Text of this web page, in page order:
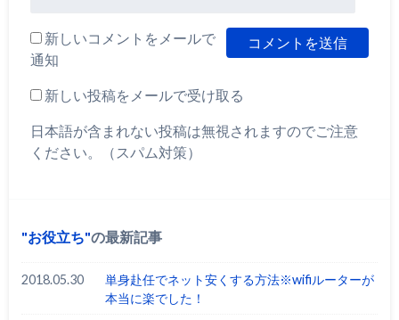
新しいコメントをメールで
通知
新しい投稿をメールで受け取る
日本語が含まれない投稿は無視されますのでご注意
ください。（スパム対策）
お役立ち の最新記事
2018.05.30
単身赴任でネット安くする方法※wifiルーターが
本当に楽でした！